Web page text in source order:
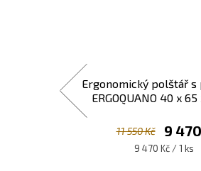
Ergonomický polštář s
ERGOQUANO 40 x 65
11 550 Kč 9
Měrná
9 470 Kč / 1 ks